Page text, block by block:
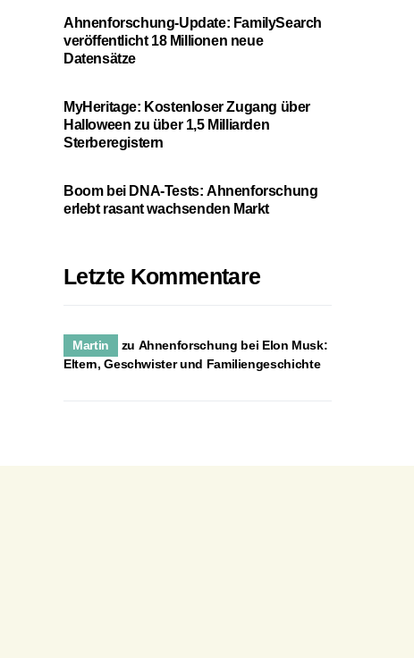
Ahnenforschung-Update: FamilySearch
veröffentlicht 18 Millionen neue
Datensätze
MyHeritage: Kostenloser Zugang über
Halloween zu über 1,5 Milliarden
Sterberegistern
Boom bei DNA-Tests: Ahnenforschung
erlebt rasant wachsenden Markt
Letzte Kommentare
Martin zu Ahnenforschung bei Elon Musk:
Eltern, Geschwister und Familiengeschichte